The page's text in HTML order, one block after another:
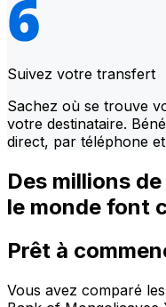
Suivez votre transfert
Sachez où se trouve
votre destinataire.
direct, par téléphone
Des millions
le monde font
Prêt à
Vous avez comparé